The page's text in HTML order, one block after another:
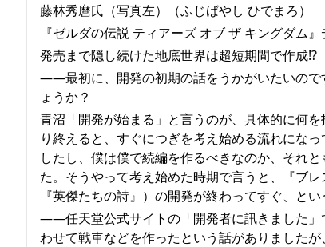
藤林秀麿氏（写真左）（ふじばやし ひでまろ）
『ゼルダの伝説 ティアーズ オブ ザ キングダム
発売まで隠し続けた地底世界は超短期間で作成!?
――最初に、開発の初期の話をうかがいたいので
ょうか？
青沼「開発が始まる」と言うのが、具体的に何
り終えると、すぐにつぎを考え始める流れにな
したし、僕は僕で続編を作るべきなのか、それ
た。そうやって考え始めた時期で言うと、『ブ
『英傑たちの詩』）の開発が終わってすぐ、とい
――任天堂公式サイトの「開発者に訊きました」
わせて戦車などを作ったという話がありました